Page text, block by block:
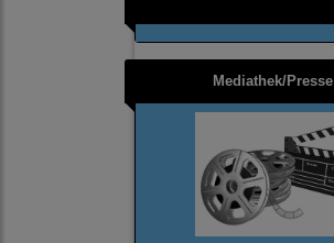
Mediathek/Presse